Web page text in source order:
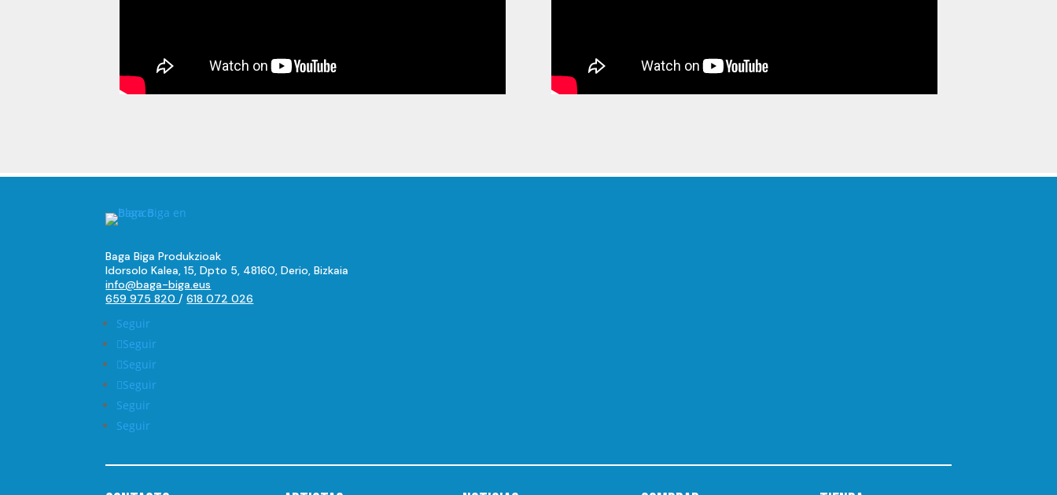
Baga Biga Produkzioak
Idorsolo Kalea, 15, Dpto 5, 48160, Derio, Bizkaia
info@baga-biga.eus
659 975 820/618 072 026
Seguir
Seguir
Seguir
Seguir
Seguir
Seguir